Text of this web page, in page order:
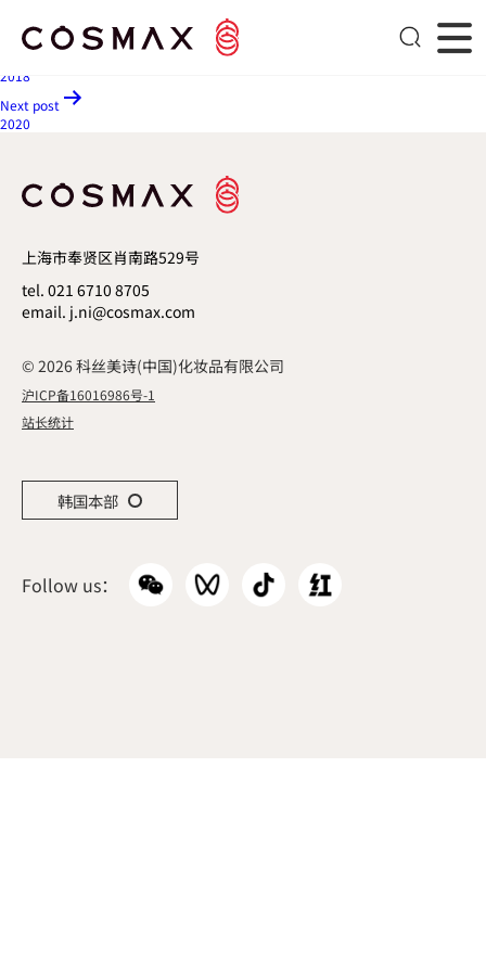
文章导航
2018
Next post
2020
上海市奉贤区肖南路529号
tel. 021 6710 8705
email. j.ni@cosmax.com
© 2026 科丝美诗(中国)化妆品有限公司
沪ICP备16016986号-1
站长统计
Follow us：